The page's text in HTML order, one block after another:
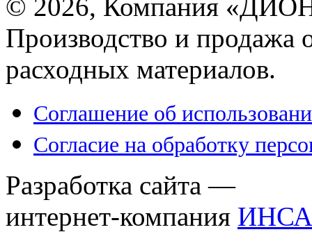
© 2026, Компания
Производство и продажа
расходных материалов.
Соглашение об
Согласие на обработку
Разработка сайта —
интернет-компания